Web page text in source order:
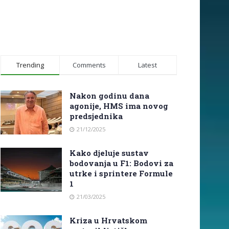
Trending Comments Latest
Nakon godinu dana
agonije, HMS ima novog
predsjednika
21/12/2025
Kako djeluje sustav
bodovanja u F1: Bodovi za
utrke i sprintere Formule
1
21/03/2025
Kriza u Hrvatskom